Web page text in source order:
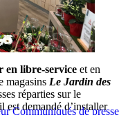
Communiqués de presse
en libre-service et en
magasins Le Jardin des
réparties sur le
demandé d’installer